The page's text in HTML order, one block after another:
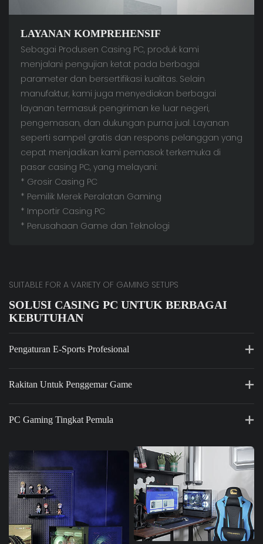
LAYANAN KOMPREHENSIF
Sebagai Produsen Casing PC, produk kami
menjalani pengujian ketat pada berbagai
parameter dan bersertifikasi kualitas. Selain
manufaktur, kami juga menyediakan berbagai
layanan termasuk pengiriman ke luar negeri,
pengemasan, dan dukungan purna jual. Layanan
seperti sampel gratis dan respons pelanggan yang
cepat menjadikan kami pemasok terkemuka di
pasar casing PC, yang melayani:
* Grosir Casing PC
* Pemilik Merek Peralatan Gaming
* Importir Casing PC
* Perusahaan Game dan Teknologi
SUITABLE FOR A VARIETY OF GAMING SETUPS
SOLUSI CASING PC UNTUK BERBAGAI
KEBUTUHAN
Pengaturan E-Sports Profesional
Rakitan Untuk Penggemar Game
PC Gaming Tingkat Pemula